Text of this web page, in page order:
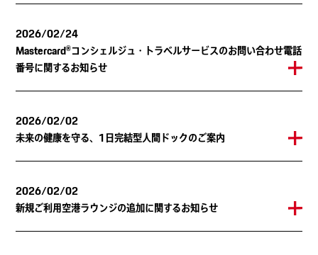
2026/02/24
Mastercard®コンシェルジュ・トラベルサービスのお問い合わせ電話
番号に関するお知らせ
2026/02/02
未来の健康を守る、1日完結型人間ドックのご案内
2026/02/02
新規ご利用空港ラウンジの追加に関するお知らせ